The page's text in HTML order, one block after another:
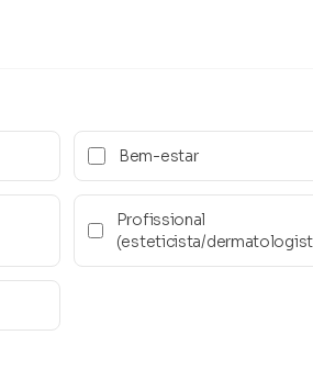
Bem-estar
Profissional
(esteticista/